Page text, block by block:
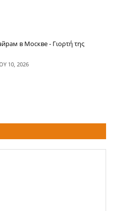
в Москве - Γιορτή της
10, 2026